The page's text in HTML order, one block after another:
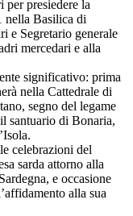
per presiedere la
nella Basilica di
e Segretario generale
mercedari e alla
significativo: prima
nella Cattedrale di
segno del legame
santuario di Bonaria,
celebrazioni del
sarda attorno alla
e occasione
alla sua